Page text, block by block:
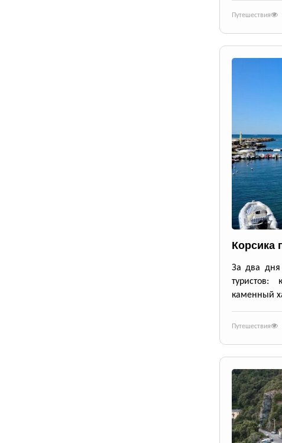
Путешествия
Корсика
За два дня
каменный
Путешествия